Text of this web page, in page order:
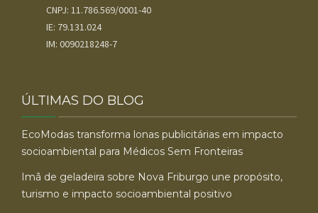
CNPJ: 11.786.569/0001-40
IE: 79.131.024
IM: 0090218248-7
ÚLTIMAS DO BLOG
EcoModas transforma lonas publicitárias em impacto
socioambiental para Médicos Sem Fronteiras
Imã de geladeira sobre Nova Friburgo une propósito,
turismo e impacto socioambiental positivo